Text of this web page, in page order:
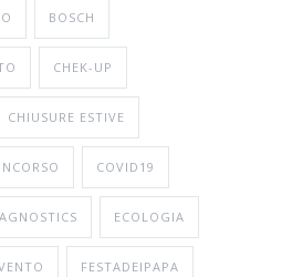
BOSCH
CHEK-UP
CHIUSURE ESTIVE
COVID19
ECOLOGIA
FESTADEIPAPA